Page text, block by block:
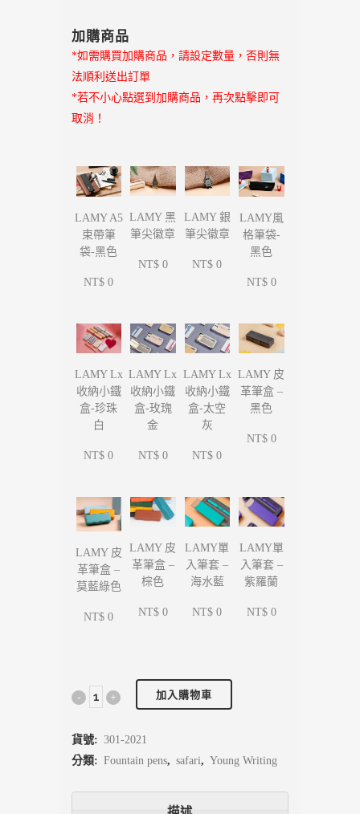
加購商品
*如需購買加購商品，請設定數量，否則無
法順利送出訂單
*若不小心點選到加購商品，再次點擊即可
取消！
LAMY A5
束帶筆
袋-黑色
NT$ 0
LAMY 黑
筆尖徽章
NT$ 0
LAMY 銀
筆尖徽章
NT$ 0
LAMY風
格筆袋-
黑色
NT$ 0
LAMY Lx
收納小鐵
盒-珍珠
白
NT$ 0
LAMY Lx
收納小鐵
盒-玫瑰
金
NT$ 0
LAMY Lx
收納小鐵
盒-太空
灰
NT$ 0
LAMY 皮
革筆盒 –
黑色
NT$ 0
LAMY 皮
革筆盒 –
莫藍綠色
NT$ 0
LAMY 皮
革筆盒 –
棕色
NT$ 0
LAMY單
入筆套 –
海水藍
NT$ 0
LAMY單
入筆套 –
紫羅蘭
NT$ 0
加入購物車
貨號: 301-2021
分類: Fountain pens, safari, Young Writing